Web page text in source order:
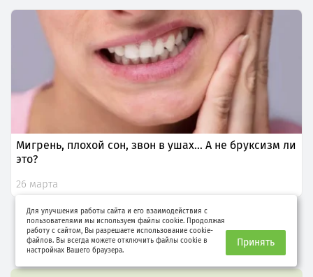
Мигрень, плохой сон, звон в ушах… А не бруксизм ли
это?
26 марта
Все статьи раздела
Для улучшения работы сайта и его взаимодействия с
пользователями мы используем файлы cookie. Продолжая
работу с сайтом, Вы разрешаете использование cookie-
файлов. Вы всегда можете отключить файлы cookie в
настройках Вашего браузера.
Принять